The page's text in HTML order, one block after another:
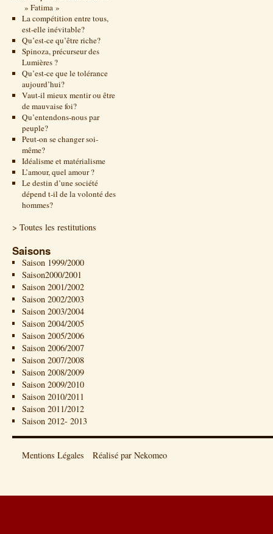
» Fatima »
La compétition entre tous,
est-elle inévitable?
Qu’est-ce qu’être riche?
Spinoza, précurseur des
Lumières ?
Qu’est-ce que le tolérance
aujourd’hui?
Vaut-il mieux mentir ou être
de mauvaise foi?
Qu’entendons-nous par
peuple?
Peut-on se changer soi-
même?
Idéalisme et matérialisme
L’amour, quel amour ?
Le destin d’une société
dépend t-il de la volonté des
hommes?
> Toutes les restitutions
Saisons
Saison 1999/2000
Saison2000/2001
Saison 2001/2002
Saison 2002/2003
Saison 2003/2004
Saison 2004/2005
Saison 2005/2006
Saison 2006/2007
Saison 2007/2008
Saison 2008/2009
Saison 2009/2010
Saison 2010/2011
Saison 2011/2012
Saison 2012- 2013
Mentions Légales Réalisé par Nekomeo